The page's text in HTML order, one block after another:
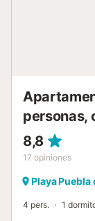
personas,
8,8
17 opiniones
Playa Puebla
4 pers. 1